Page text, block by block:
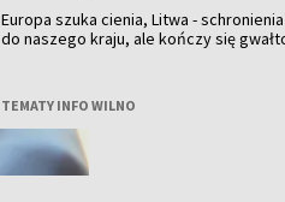
Europa szuka cienia, Litwa -
do naszego kraju, ale kończy się
TEMATY INFO WILNO